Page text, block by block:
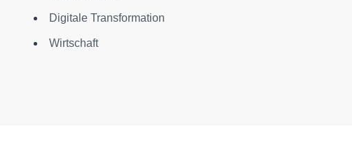
Digitale Transformation
Wirtschaft